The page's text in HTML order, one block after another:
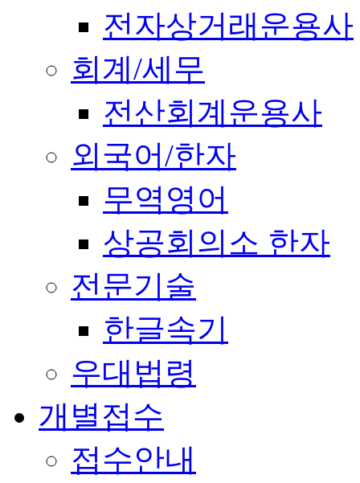
전자상거래운용사
회계/세무
전산회계운용사
외국어/한자
무역영어
상공회의소 한자
전문기술
한글속기
우대법령
개별접수
접수안내